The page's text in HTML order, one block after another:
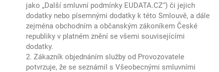
jako „Další smluvní podmínky EUDATA.CZ“) či jejich
dodatky nebo písemnými dodatky k této Smlouvě, a dále
zejména obchodním a občanským zákoníkem České
republiky v platném znění se všemi souvisejícími
dodatky.
2. Zákazník objednáním služby od Provozovatele
potvrzuje, že se seznámil s Všeobecnými smluvními